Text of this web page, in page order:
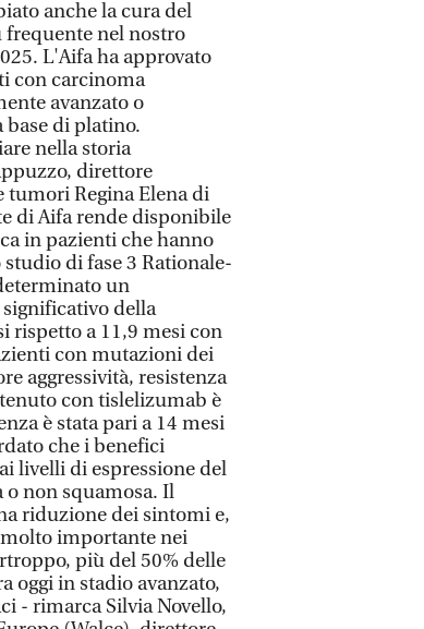
anche la cura del
frequente nel nostro
L'Aifa ha approvato
con carcinoma
avanzato o
base di platino.
nella storia
direttore
Regina Elena di
di Aifa rende disponibile
in pazienti che hanno
di fase 3 Rationale-
un
della
rispetto a 11,9 mesi con
con mutazioni dei
aggressività, resistenza
con tislelizumab è
è stata pari a 14 mesi
che i benefici
livelli di espressione del
non squamosa. Il
riduzione dei sintomi e,
importante nei
più del 50% delle
oggi in stadio avanzato,
- rimarca Silvia Novello,